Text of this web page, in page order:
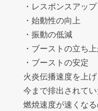
・レスポンスアップ
・始動性の向上
・振動の低減
・ブーストの立ち
・ブーストの安定
火炎伝播速度を上
今まで排出されて
燃焼速度が速くな